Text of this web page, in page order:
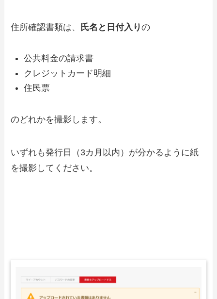
住所確認書類は、 氏名と日付入りの
公共料金の請求書
クレジットカード明細
住民票
のどれかを撮影します。
いずれも発行日（3カ月以内）が分かるように紙
を撮影してください。